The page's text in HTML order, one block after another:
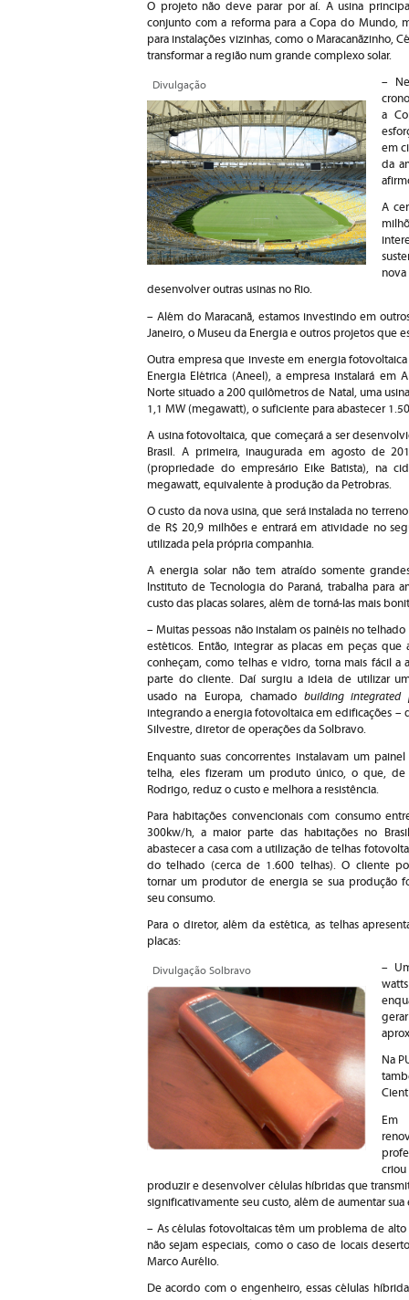
O projeto não deve parar por aí. A usina
conjunto com a reforma para a Copa do Mundo,
para instalações vizinhas, como o Maracanãzinho,
transformar a região num grande complexo solar.
Divulgação
–
a
em
da
A
desenvolver outras usinas no Rio.
– Além do Maracanã, estamos investindo em
Janeiro, o Museu da Energia e outros projetos que
Outra empresa que investe em energia
Energia Elétrica (Aneel), a empresa instalará
Norte situado a 200 quilômetros de Natal, uma
1,1 MW (megawatt), o suficiente para abastecer
A usina fotovoltaica, que começará a ser
Brasil. A primeira, inaugurada em agosto de
(propriedade do empresário Eike Batista), na
megawatt, equivalente à produção da Petrobras.
O custo da nova usina, que será instalada no
de R$ 20,9 milhões e entrará em atividade no
utilizada pela própria companhia.
A energia solar não tem atraído somente
Instituto de Tecnologia do Paraná, trabalha para
custo das placas solares, além de torná-las mais
– Muitas pessoas não instalam os painéis no
estéticos. Então, integrar as placas em peças que
conheçam, como telhas e vidro, torna mais fácil a
parte do cliente. Daí surgiu a ideia de utilizar
usado na Europa, chamadobuilding integrated
integrando a energia fotovoltaica em edificações –
Silvestre, diretor de operações da Solbravo.
Enquanto suas concorrentes instalavam um
telha, eles fizeram um produto único, o que, de
Rodrigo, reduz o custo e melhora a resistência.
Para habitações convencionais com consumo
300kw/h, a maior parte das habitações no
abastecer a casa com a utilização de telhas
do telhado (cerca de 1.600 telhas). O cliente
tornar um produtor de energia se sua produção
seu consumo.
Para o diretor, além da estética, as telhas
placas:
Divulgação Solbravo
–
Na
Em
produzir e desenvolver células híbridas que
significativamente seu custo, além de aumentar sua
– As células fotovoltaicas têm um problema de
não sejam especiais, como o caso de locais
Marco Aurélio.
De acordo com o engenheiro, essas células